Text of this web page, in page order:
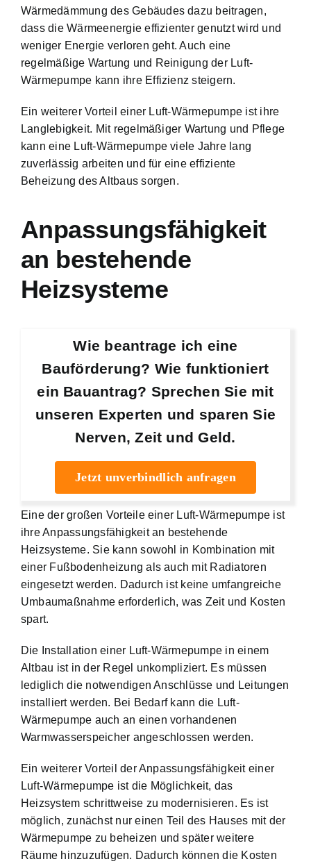
Wärmedämmung des Gebäudes dazu beitragen,
dass die Wärmeenergie effizienter genutzt wird und
weniger Energie verloren geht. Auch eine
regelmäßige Wartung und Reinigung der Luft-
Wärmepumpe kann ihre Effizienz steigern.
Ein weiterer Vorteil einer Luft-Wärmepumpe ist ihre
Langlebigkeit. Mit regelmäßiger Wartung und Pflege
kann eine Luft-Wärmepumpe viele Jahre lang
zuverlässig arbeiten und für eine effiziente
Beheizung des Altbaus sorgen.
Anpassungsfähigkeit
an bestehende
Heizsysteme
Wie beantrage ich eine
Bauförderung? Wie funktioniert
ein Bauantrag? Sprechen Sie mit
unseren Experten und sparen Sie
Nerven, Zeit und Geld.
Jetzt unverbindlich anfragen
Eine der großen Vorteile einer Luft-Wärmepumpe ist
ihre Anpassungsfähigkeit an bestehende
Heizsysteme. Sie kann sowohl in Kombination mit
einer Fußbodenheizung als auch mit Radiatoren
eingesetzt werden. Dadurch ist keine umfangreiche
Umbaumaßnahme erforderlich, was Zeit und Kosten
spart.
Die Installation einer Luft-Wärmepumpe in einem
Altbau ist in der Regel unkompliziert. Es müssen
lediglich die notwendigen Anschlüsse und Leitungen
installiert werden. Bei Bedarf kann die Luft-
Wärmepumpe auch an einen vorhandenen
Warmwasserspeicher angeschlossen werden.
Ein weiterer Vorteil der Anpassungsfähigkeit einer
Luft-Wärmepumpe ist die Möglichkeit, das
Heizsystem schrittweise zu modernisieren. Es ist
möglich, zunächst nur einen Teil des Hauses mit der
Wärmepumpe zu beheizen und später weitere
Räume hinzuzufügen. Dadurch können die Kosten